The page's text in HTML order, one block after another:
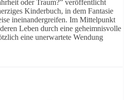
oder Traum?” veröffentlicht
Kinderbuch, in dem Fantasie
ineinandergreifen. Im Mittelpunkt
Leben durch eine geheimnisvolle
eine unerwartete Wendung